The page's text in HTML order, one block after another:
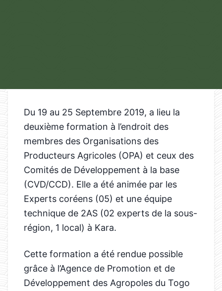
Du 19 au 25 Septembre 2019, a lieu la
deuxième formation à l’endroit des
membres des Organisations des
Producteurs Agricoles (OPA) et ceux des
Comités de Développement à la base
(CVD/CCD). Elle a été animée par les
Experts coréens (05) et une équipe
technique de 2AS (02 experts de la sous-
région, 1 local) à Kara.
Cette formation a été rendue possible
grâce à l’Agence de Promotion et de
Développement des Agropoles du Togo